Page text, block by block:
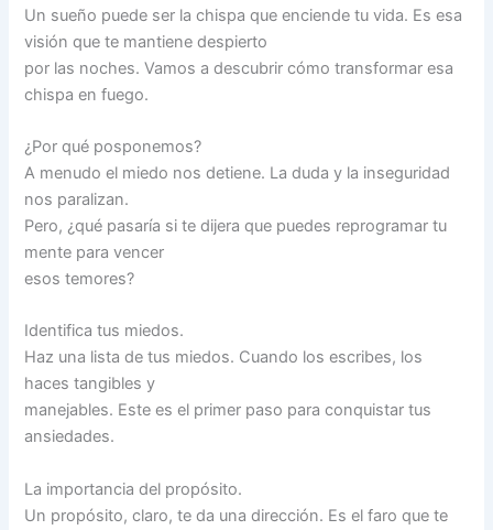
Un sueño puede ser la chispa que enciende tu vida. Es esa
visión que te mantiene despierto
por las noches. Vamos a descubrir cómo transformar esa
chispa en fuego.
¿Por qué posponemos?
A menudo el miedo nos detiene. La duda y la inseguridad
nos paralizan.
Pero, ¿qué pasaría si te dijera que puedes reprogramar tu
mente para vencer
esos temores?
Identifica tus miedos.
Haz una lista de tus miedos. Cuando los escribes, los
haces tangibles y
manejables. Este es el primer paso para conquistar tus
ansiedades.
La importancia del propósito.
Un propósito, claro, te da una dirección. Es el faro que te